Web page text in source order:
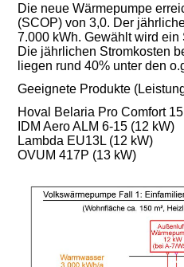
Die neue Wärmepumpe
(SCOP) von 3,0. Der
7.000 kWh. Gewählt wird ein
Die jährlichen Stromkosten
liegen rund 40% unter den
Geeignete Produkte
Hoval Belaria Pro Comfort
IDM Aero ALM 6-15 (12 kW)
Lambda EU13L (12 kW)
OVUM 417P (13 kW)